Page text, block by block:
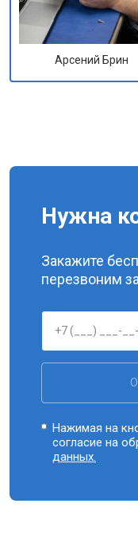
Арсений Брин
Нужна
Закажите
перезвоним
Нажимая на
согласие на
данных.